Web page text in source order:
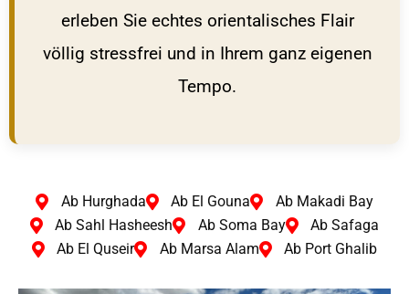
erleben Sie echtes orientalisches Flair
völlig stressfrei und in Ihrem ganz eigenen
Tempo.
Ab Hurghada Ab El Gouna
Ab Makadi Bay
Ab Sahl Hasheesh
Ab Soma Bay
Ab Safaga
Ab El Quseir
Ab Marsa Alam Ab Port Ghalib